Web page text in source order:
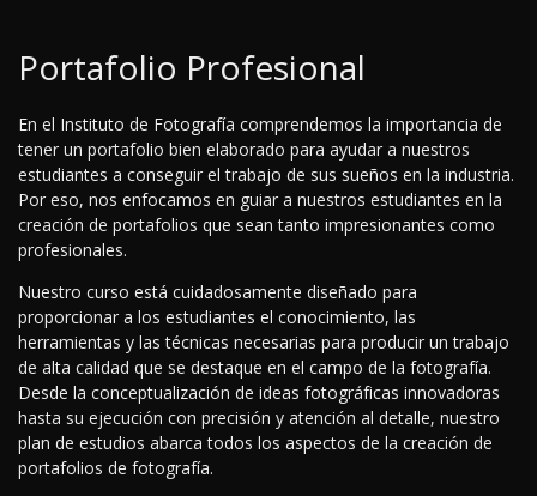
Portafolio Profesional
En el Instituto de Fotografía comprendemos la importancia de
tener un portafolio bien elaborado para ayudar a nuestros
estudiantes a conseguir el trabajo de sus sueños en la industria.
Por eso, nos enfocamos en guiar a nuestros estudiantes en la
creación de portafolios que sean tanto impresionantes como
profesionales.
Nuestro curso está cuidadosamente diseñado para
proporcionar a los estudiantes el conocimiento, las
herramientas y las técnicas necesarias para producir un trabajo
de alta calidad que se destaque en el campo de la fotografía.
Desde la conceptualización de ideas fotográficas innovadoras
hasta su ejecución con precisión y atención al detalle, nuestro
plan de estudios abarca todos los aspectos de la creación de
portafolios de fotografía.